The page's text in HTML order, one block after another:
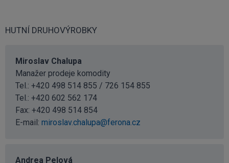
HUTNÍ DRUHOVÝROBKY
Miroslav Chalupa
Manažer prodeje komodity
Tel.: +420 498 514 855 / 726 154 855
Tel.: +420 602 562 174
Fax: +420 498 514 854
E-mail: miroslav.chalupa@ferona.cz
Andrea Pelová